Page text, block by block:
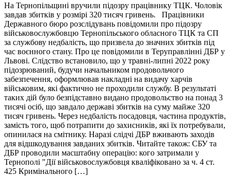
На Тернопільщині вручили підозру працівнику ТЦК. Чоловік
завдав збитків у розмірі 320 тисяч гривень. Працівники
Державного бюро розслідувань повідомили про підозру
військовослужбовцю Тернопільського обласного ТЦК та СП
за службову недбалість, що призвела до значних збитків під
час воєнного стану. Про це повідомили в Теруправлінні ДБР у
Львові. Слідство встановило, що у травні-липні 2022 року
підозрюваний, будучи начальником продовольчого
забезпечення, оформлював накладні на видачу харчів
військовим, які фактично не проходили службу. В результаті
таких дій було безпідставно видано продовольство на понад 3
тисячі осіб, що завдало державі збитків на суму майже 320
тисяч гривень. Через недбалість посадовця, частина продуктів,
замість того, щоб потрапити до захисників, які їх потребували,
опинилася на смітнику. Наразі слідчі ДБР вживають заходів
для відшкодування завданих збитків. Читайте також: СБУ та
ДБР проводили масштабну операцію: кого затримали у
Тернополі "Дії військовослужбовця кваліфіковано за ч. 4 ст.
425 Кримінального […]